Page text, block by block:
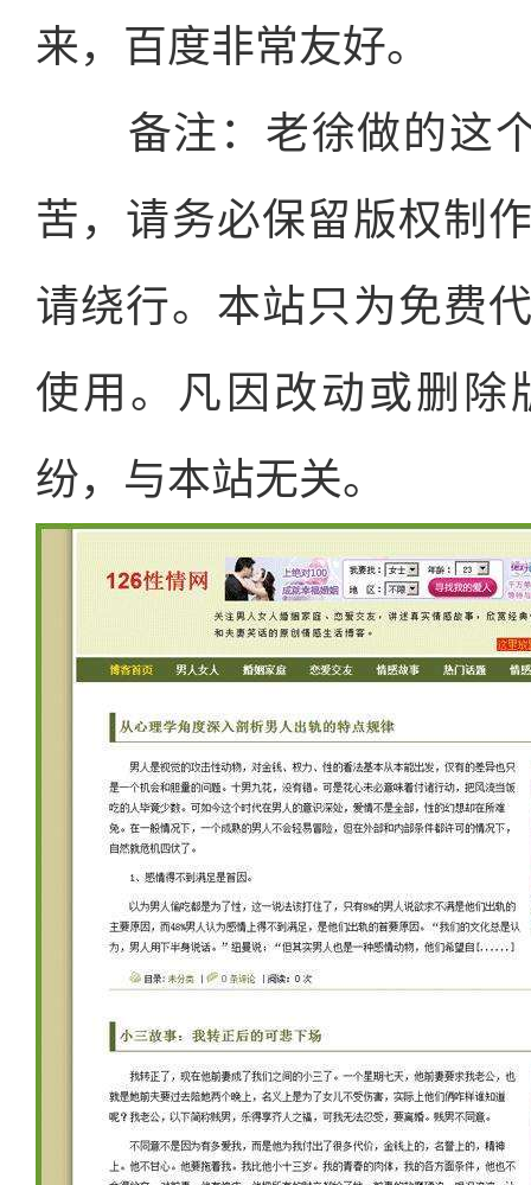
来，百度非常友好。
备注：老徐做的这
苦，请务必保留版权制
请绕行。本站只为免费
使用。凡因改动或删除
纷，与本站无关。